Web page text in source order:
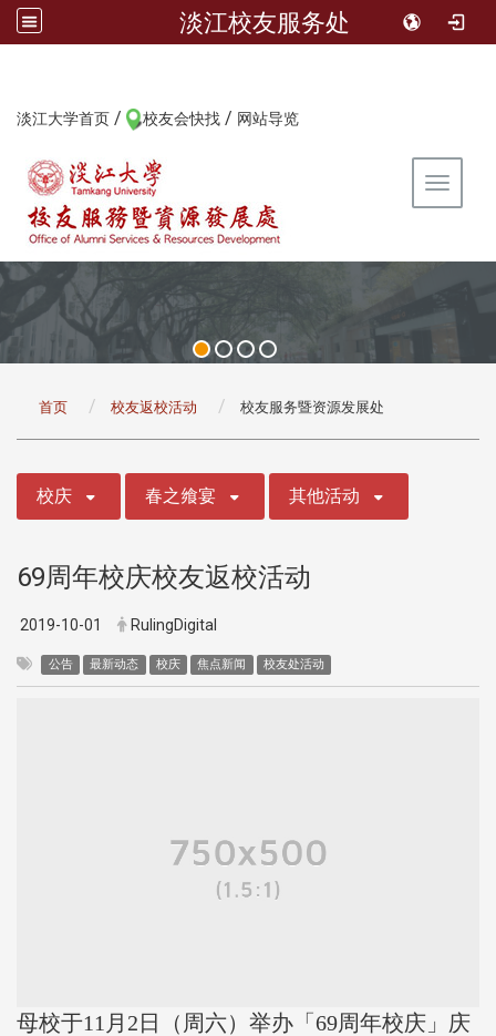
淡江校友服务处
淡江大学首页 / 校友会快找 / 网站导览
Toggle
首页 校友返校活动 校友服务暨资源发展处
校庆 春之飨宴 其他活动
69周年校庆校友返校活动
2019-10-01 RulingDigital
公告 最新动态 校庆 焦点新闻 校友处活动
母校于11月2日（周六）举办「69周年校庆」庆